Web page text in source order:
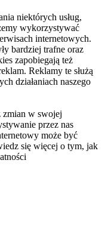
niektórych usług,
wykorzystywać
internetowych.
bardziej trafne oraz
zapobiegają też
Reklamy te służą
działaniach naszego
zmian w swojej
przez nas
może być
się więcej o tym, jak